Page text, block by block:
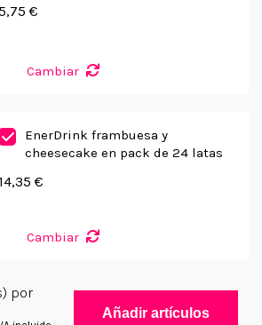
€
Cambiar
EnerDrink frambuesa y
cheesecake en pack de 24 latas
14,35 €
Cambiar
por
Añadir artículos